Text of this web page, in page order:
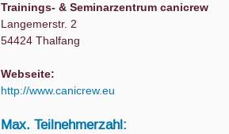
Trainings- & Seminarzentrum canicrew
Langemerstr. 2
54424 Thalfang
Webseite:
http://www.canicrew.eu
Max. Teilnehmerzahl: